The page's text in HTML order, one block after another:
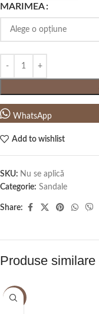
MARIMEA
WhatsApp
Add to wishlist
SKU: Nu se aplică
Categorie: Sandale
Share:
Produse similare
-20%